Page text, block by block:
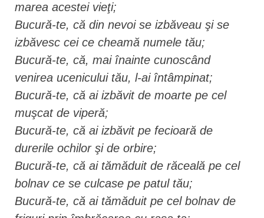
marea acestei vieţi;
Bucură-te, că din nevoi se izbăveau şi se
izbăvesc cei ce cheamă numele tău;
Bucură-te, că, mai înainte cunoscând
venirea ucenicului tău, l-ai întâmpinat;
Bucură-te, că ai izbăvit de moarte pe cel
muşcat de viperă;
Bucură-te, că ai izbăvit pe fecioară de
durerile ochilor şi de orbire;
Bucură-te, că ai tămăduit de răceală pe cel
bolnav ce se culcase pe patul tău;
Bucură-te, că ai tămăduit pe cel bolnav de